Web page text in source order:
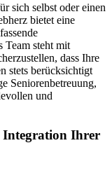
sich selbst oder einen
bietet eine
Team steht mit
dass Ihre
stets berücksichtigt
Seniorenbetreuung,
und
Integration Ihrer